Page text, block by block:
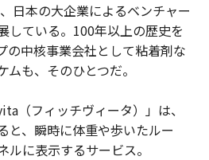
日本の大企業によるベンチャー
している。100年以上の歴史を
の中核事業会社として粘着剤な
も、そのひとつだ。
（フィッチヴィータ）」は、
と、瞬時に体重や歩いたルー
ルに表示するサービス。